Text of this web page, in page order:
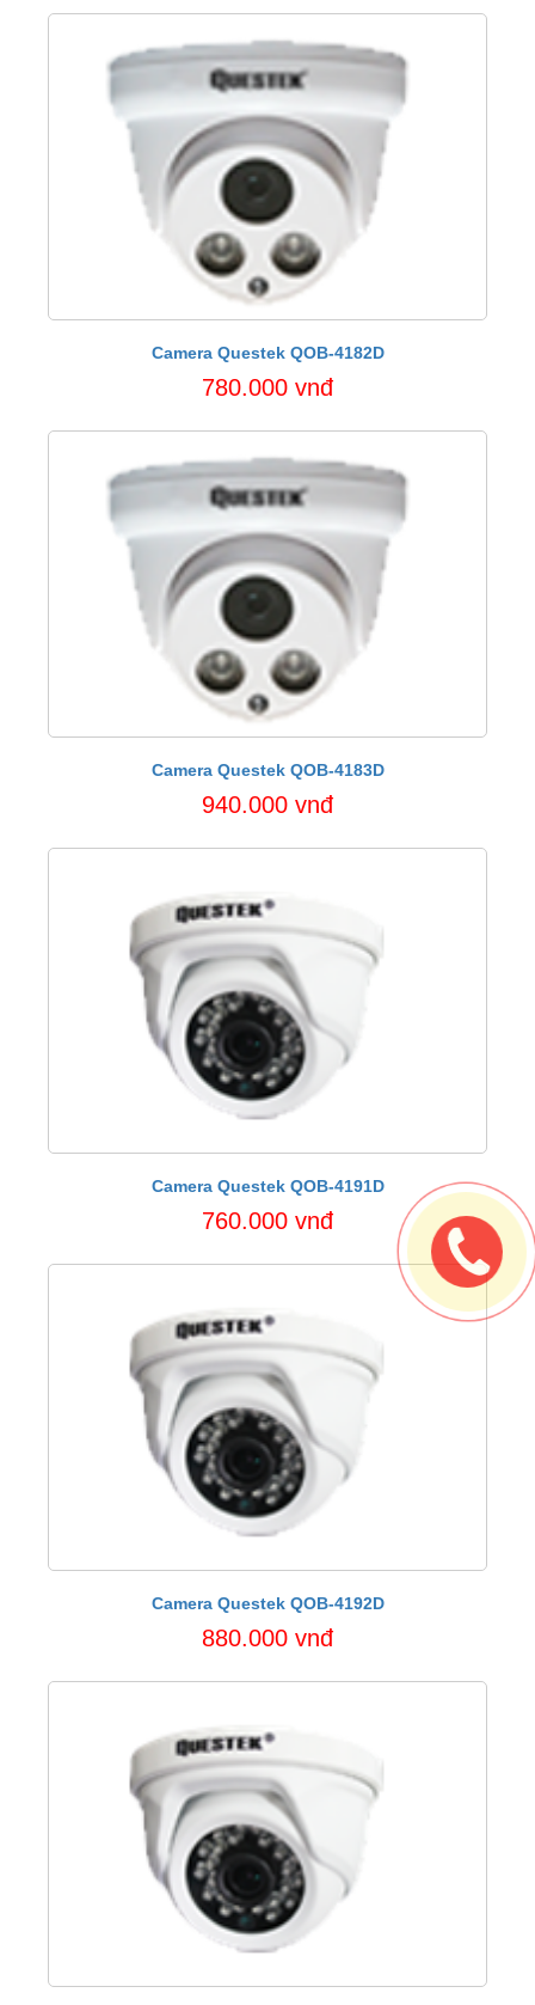
Camera Questek QOB-4182D
780.000 vnđ
Camera Questek QOB-4183D
940.000 vnđ
Camera Questek QOB-4191D
760.000 vnđ
Camera Questek QOB-4192D
880.000 vnđ